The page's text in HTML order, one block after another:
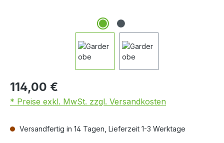
114,00 €
* Preise exkl. MwSt. zzgl. Versandkosten
Versandfertig in 14 Tagen, Lieferzeit 1-3 Werktage